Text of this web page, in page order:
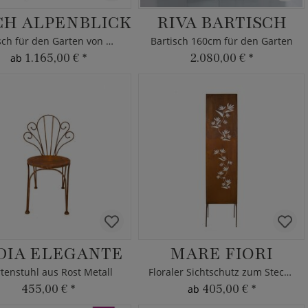
ALPENBLICK
Esstisch für den Garten von MBM
ab 1.165,00 € *
RIVA BARTISCH
Bartisch 160cm für den Garten
2.080,00 € *
ELEGANTE
aus Rost Metall
455,00 € *
MARE FIORI
Floraler Sichtschutz zum Stecken
ab 405,00 € *